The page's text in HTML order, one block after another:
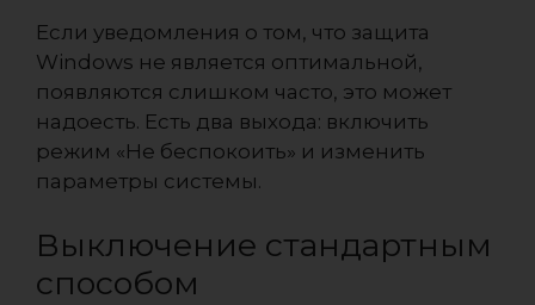
Если уведомления о том, что защита
Windows не является оптимальной,
появляются слишком часто, это может
надоесть. Есть два выхода: включить
режим «Не беспокоить» и изменить
параметры системы.
Выключение стандартным
способом